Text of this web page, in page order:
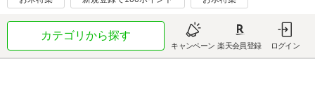
カテゴリから探す
キャンペーン 楽天会員登録 ログイン